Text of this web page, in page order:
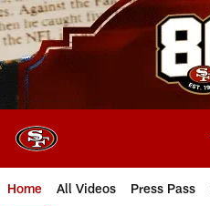
Skip
to
main
content
Home All Videos Press Pass